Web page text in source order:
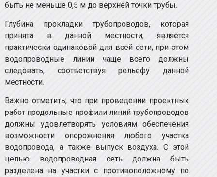
быть не меньше 0,5 м до верхней точки трубы.
Глубина прокладки трубопроводов, которая
принята в данной местности, является
практически одинаковой для всей сети, при этом
водопроводные линии чаще всего должны
следовать, соответствуя рельефу данной
местности.
Важно отметить, что при проведении проектных
работ продольные профили линий трубопроводов
должны удовлетворять условиям обеспечения
возможности опорожнения любого участка
водопровода, а также выпуск воздуха. С этой
целью водопроводная сеть должна быть
разделена на участки с противоположному по